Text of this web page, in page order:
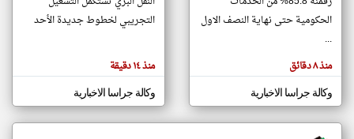
تغيير الدولة
مصادر الأخبار من الاردن
اخبار الاردن على مدار الساعة
أهم اخبار الاردن العاجلة والمباشرة
تعبر
المقالات
الموجوده
هنا عن
وجهة
نظر
كاتبيها.
الحكومية حتى نهاية النصف الاول
...
منذ ٨ دقائق
وكالة جراسا الاخبارية
التجريبي لخطوط جديدة الأحد
منذ ١٤ دقيقة
وكالة جراسا الاخبارية
klyoum.com